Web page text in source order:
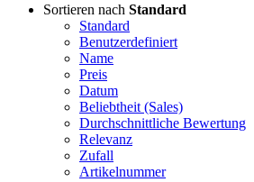
Sortieren nach Standard
Standard
Benutzerdefiniert
Name
Preis
Datum
Beliebtheit (Sales)
Durchschnittliche Bewertung
Relevanz
Zufall
Artikelnummer